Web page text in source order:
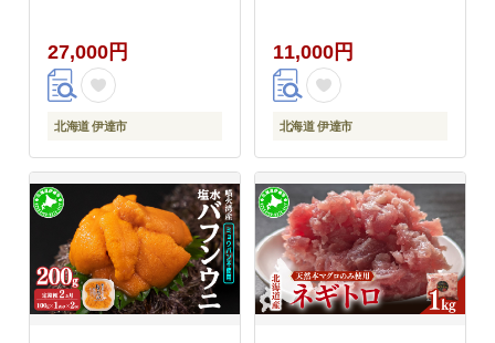
中井英策商店 送料無料
27,000円
北海道 伊達市
11,000円
北海道 伊達市